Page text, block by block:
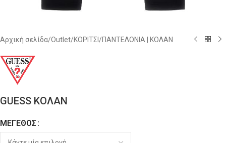
Αρχική σελίδα/Outlet/ΚΟΡΙΤΣΙ /ΠΑΝΤΕΛΟΝΙΑ | ΚΟΛΑΝ
GUESS ΚΟΛΑΝ
ΜΈΓΕΘΟΣ
Alternative: